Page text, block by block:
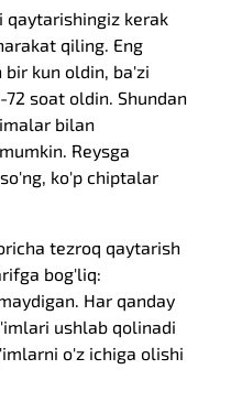
qaytarishingiz kerak
qiling. Eng
kun oldin, ba'zi
soat oldin. Shundan
bilan
Reysga
ko'p chiptalar
tezroq qaytarish
bog'liq:
Har qanday
ushlab qolinadi
o'z ichiga olishi